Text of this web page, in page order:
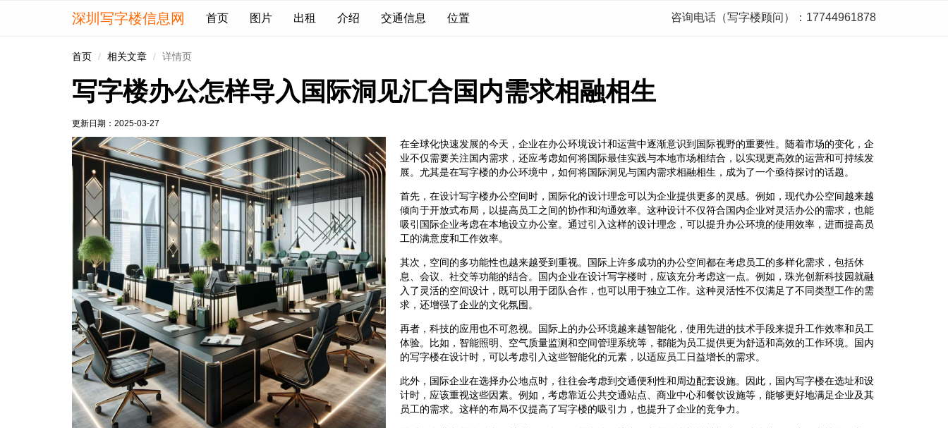
深圳写字楼信息网 首页 图片 出租 介绍 交通信息 位置 咨询电话（写字楼顾问）：17744961878
首页 相关文章 详情页
写字楼办公怎样导入国际洞见汇合国内需求相融相生
更新日期： 2025-03-27
在全球化快速发展的今天，企业在办公环境设计和运营中逐渐意识到国际视野的重要性。随着市场的变化，企
业不仅需要关注国内需求，还应考虑如何将国际最佳实践与本地市场相结合，以实现更高效的运营和可持续发
展。尤其是在写字楼的办公环境中，如何将国际洞见与国内需求相融相生，成为了一个亟待探讨的话题。
首先，在设计写字楼办公空间时，国际化的设计理念可以为企业提供更多的灵感。例如，现代办公空间越来越
倾向于开放式布局，以提高员工之间的协作和沟通效率。这种设计不仅符合国内企业对灵活办公的需求，也能
吸引国际企业考虑在本地设立办公室。通过引入这样的设计理念，可以提升办公环境的使用效率，进而提高员
工的满意度和工作效率。
其次，空间的多功能性也越来越受到重视。国际上许多成功的办公空间都在考虑员工的多样化需求，包括休
息、会议、社交等功能的结合。国内企业在设计写字楼时，应该充分考虑这一点。例如，珠光创新科技园就融
入了灵活的空间设计，既可以用于团队合作，也可以用于独立工作。这种灵活性不仅满足了不同类型工作的需
求，还增强了企业的文化氛围。
再者，科技的应用也不可忽视。国际上的办公环境越来越智能化，使用先进的技术手段来提升工作效率和员工
体验。比如，智能照明、空气质量监测和空间管理系统等，都能为员工提供更为舒适和高效的工作环境。国内
的写字楼在设计时，可以考虑引入这些智能化的元素，以适应员工日益增长的需求。
此外，国际企业在选择办公地点时，往往会考虑到交通便利性和周边配套设施。因此，国内写字楼在选址和设
计时，应该重视这些因素。例如，考虑靠近公共交通站点、商业中心和餐饮设施等，能够更好地满足企业及其
员工的需求。这样的布局不仅提高了写字楼的吸引力，也提升了企业的竞争力。